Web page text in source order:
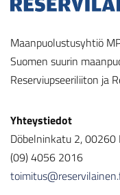
Maanpuolustusyhtiö
Suomen suurin
Reserviupseeriliiton ja
Yhteystiedot
Döbelninkatu 2, 00260
(09) 4056 2016